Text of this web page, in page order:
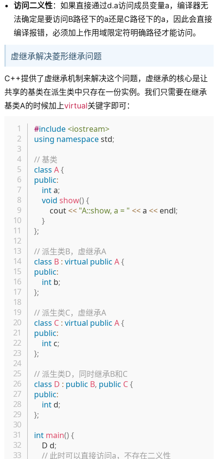
访问二义性：如果直接通过d.a访问成员变量a，编译器无
法确定是要访问B路径下的a还是C路径下的a，因此会直接
编译报错，必须加上作用域限定符明确路径才能访问。
虚继承解决菱形继承问题
C++提供了虚继承机制来解决这个问题，虚继承的核心是让
共享的基类在派生类中只存在一份实例。我们只需要在继承
基类A的时候加上virtual关键字即可：
#include<iostream>
using namespace std;
// 基类
class A{
public:
int a;
void show() {
        cout
<< "A::show, a = " << a << endl;
}
};
// 派生类B，虚继承A
class B : virtual public A{
public:
int b;
};
// 派生类C，虚继承A
class C : virtual public A{
public:
int c;
};
// 派生类D，同时继承B和C
class D : public B, public C{
public:
int d;
};
int main() {
    D d
;
// 此时可以直接访问a，不存在二义性